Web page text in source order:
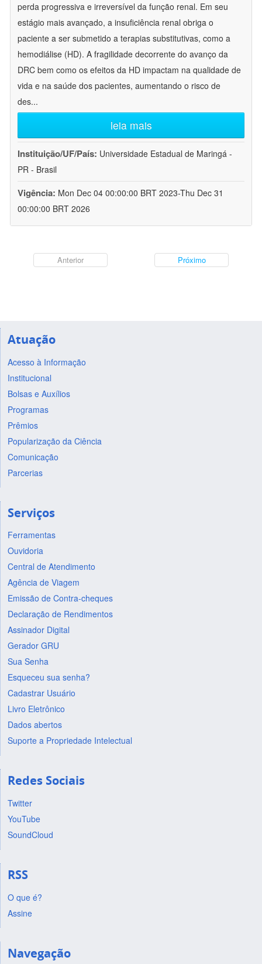
perda progressiva e irreversível da função renal. Em seu
estágio mais avançado, a insuficiência renal obriga o
paciente a ser submetido a terapias substitutivas, como a
hemodiálise (HD). A fragilidade decorrente do avanço da
DRC bem como os efeitos da HD impactam na qualidade de
vida e na saúde dos pacientes, aumentando o risco de
des...
leia mais
Instituição/UF/País: Universidade Estadual de Maringá -
PR - Brasil
Vigência: Mon Dec 04 00:00:00 BRT 2023-Thu Dec 31
00:00:00 BRT 2026
Anterior Próximo
Atuação
Acesso à Informação
Institucional
Bolsas e Auxílios
Programas
Prêmios
Popularização da Ciência
Comunicação
Parcerias
Serviços
Ferramentas
Ouvidoria
Central de Atendimento
Agência de Viagem
Emissão de Contra-cheques
Declaração de Rendimentos
Assinador Digital
Gerador GRU
Sua Senha
Esqueceu sua senha?
Cadastrar Usuário
Livro Eletrônico
Dados abertos
Suporte a Propriedade Intelectual
Redes Sociais
Twitter
YouTube
SoundCloud
RSS
O que é?
Assine
Navegação